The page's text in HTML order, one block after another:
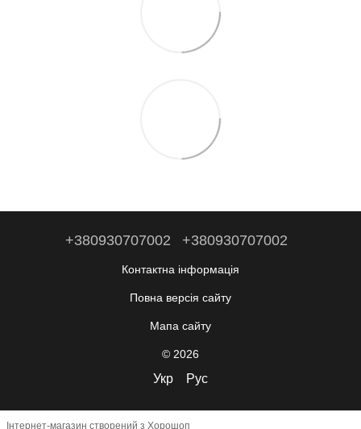
+380930707002 +380930707002
Контактна інформація
Повна версія сайту
Мапа сайту
© 2026
Укр Рус
Інтернет-магазин створений з Хорошоп